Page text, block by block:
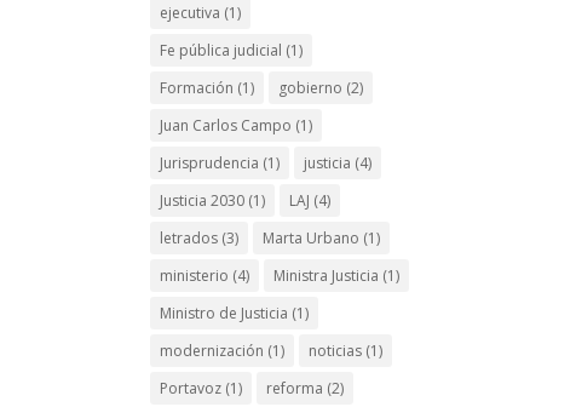
ejecutiva (1)
Fe pública judicial (1)
Formación (1) gobierno (2)
Juan Carlos Campo (1)
Jurisprudencia (1) justicia (4)
Justicia 2030 (1) LAJ (4)
letrados (3) Marta Urbano (1)
ministerio (4) Ministra Justicia (1)
Ministro de Justicia (1)
modernización (1) noticias (1)
Portavoz (1) reforma (2)